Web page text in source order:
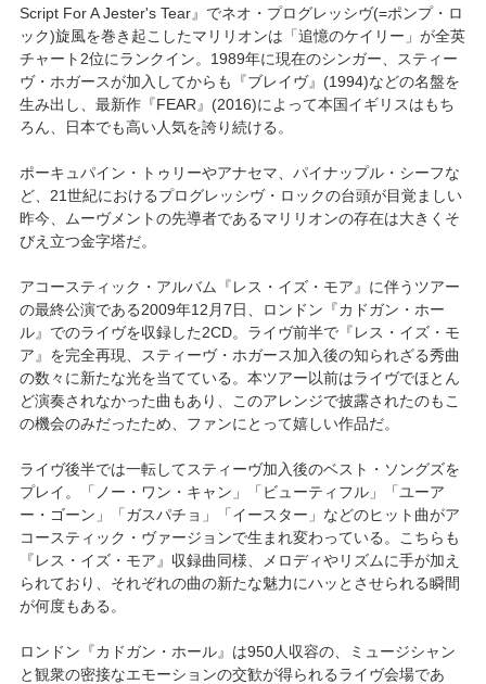
Script For A Jester's Tear』でネオ・プログレッシヴ(=ポンプ・ロ
ック)旋風を巻き起こしたマリリオンは「追憶のケイリー」が全英
チャート2位にランクイン。1989年に現在のシンガー、スティー
ヴ・ホガースが加入してからも『ブレイヴ』(1994)などの名盤を
生み出し、最新作『FEAR』(2016)によって本国イギリスはもち
ろん、日本でも高い人気を誇り続ける。
ポーキュパイン・トゥリーやアナセマ、パイナップル・シーフな
ど、21世紀におけるプログレッシヴ・ロックの台頭が目覚ましい
昨今、ムーヴメントの先導者であるマリリオンの存在は大きくそ
びえ立つ金字塔だ。
アコースティック・アルバム『レス・イズ・モア』に伴うツアー
の最終公演である2009年12月7日、ロンドン『カドガン・ホー
ル』でのライヴを収録した2CD。ライヴ前半で『レス・イズ・モ
ア』を完全再現、スティーヴ・ホガース加入後の知られざる秀曲
の数々に新たな光を当てている。本ツアー以前はライヴでほとん
ど演奏されなかった曲もあり、このアレンジで披露されたのもこ
の機会のみだったため、ファンにとって嬉しい作品だ。
ライヴ後半では一転してスティーヴ加入後のベスト・ソングズを
プレイ。「ノー・ワン・キャン」「ビューティフル」「ユーア
ー・ゴーン」「ガスパチョ」「イースター」などのヒット曲がア
コースティック・ヴァージョンで生まれ変わっている。こちらも
『レス・イズ・モア』収録曲同様、メロディやリズムに手が加え
られており、それぞれの曲の新たな魅力にハッとさせられる瞬間
が何度もある。
ロンドン『カドガン・ホール』は950人収容の、ミュージシャン
と観衆の密接なエモーションの交歓が得られるライヴ会場であ